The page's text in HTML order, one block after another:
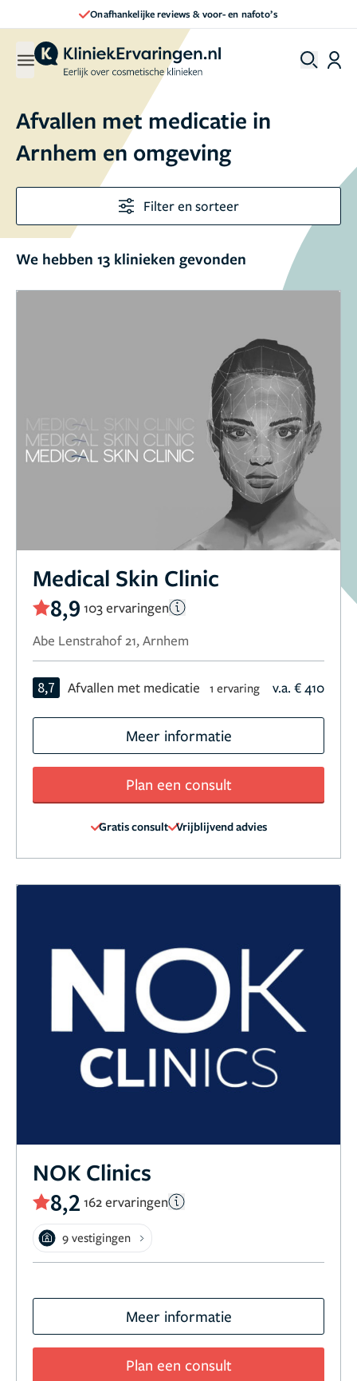
Direct een afspraak maken
Afvallen met medicatie in
Arnhem en omgeving
Filter en sorteer
We hebben 13 klinieken gevonden
Medical Skin Clinic
8,9 103 ervaringen
Abe Lenstrahof 21, Arnhem
8,7 Afvallen met medicatie 1 ervaring v.a. € 410
Meer informatie
Plan een consult
Gratis consult Vrijblijvend advies
NOK Clinics
8,2 162 ervaringen
9 vestigingen
Meer informatie
Plan een consult